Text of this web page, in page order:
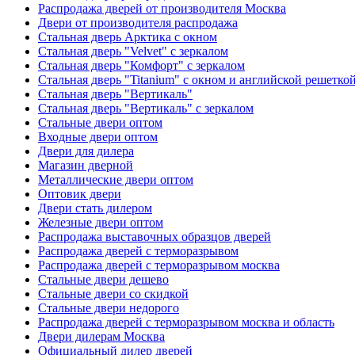
Распродажа дверей от производителя Москва
Двери от производителя распродажа
Стальная дверь Арктика с окном
Стальная дверь "Velvet" с зеркалом
Стальная дверь "Комфорт" с зеркалом
Стальная дверь "Titanium" с окном и английской
Стальная дверь "Вертикаль"
Стальная дверь "Вертикаль" с зеркалом
Стальные двери оптом
Входные двери оптом
Двери для дилера
Магазин дверной
Металлические двери оптом
Оптовик двери
Двери стать дилером
Железные двери оптом
Распродажа выставочных образцов дверей
Распродажа дверей с терморазрывом
Распродажа дверей с терморазрывом москва
Стальные двери дешево
Стальные двери со скидкой
Стальные двери недорого
Распродажа дверей с терморазрывом москва и область
Двери дилерам Москва
Официальный дилер дверей